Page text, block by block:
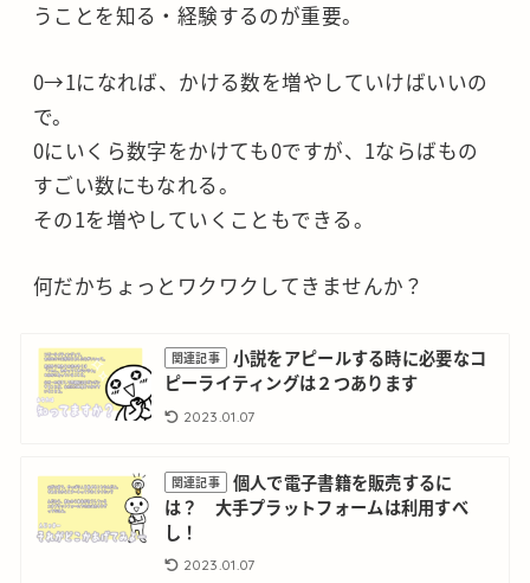
うことを知る・経験するのが重要。
0→1になれば、かける数を増やしていけばいいの
で。
0にいくら数字をかけても0ですが、1ならばもの
すごい数にもなれる。
その1を増やしていくこともできる。
何だかちょっとワクワクしてきませんか？
関連記事
小説をアピールする時に必要なコ
ピーライティングは２つあります
2023.01.07
関連記事
個人で電子書籍を販売するに
は？ 大手プラットフォームは利用すべ
し！
2023.01.07